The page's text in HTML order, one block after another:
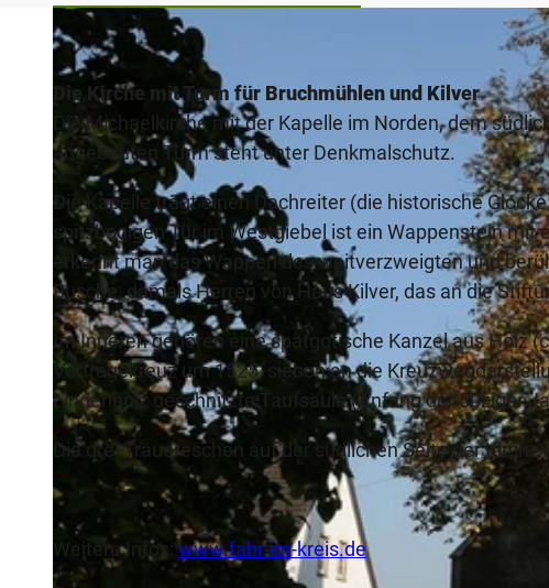
Die Kirche mit Turm für Bruchmühlen und Kilver
Die Michaelkirche mit der Kapelle im Norden, dem
angebauten Turm steht unter Denkmalschutz.
Die Kapelle trägt einen Dachreiter (die historische
spitzbogigen Tür im Westgiebel ist ein Wappenstein
erkennt man das Wappen des weitverzweigten und
Busche, damals Herren von Haus Kilver, das an die
Im Inneren gehören eine spätgotische Kanzel aus Holz
Vortragekreuz um 1525, sieben an die
Lindenholz geschnitzte Taufsäule (Anfang der 50ziger
Die drei Trauereschen auf der südlichen Seite der
Weitere Infos:www.fahr-im-kreis.de